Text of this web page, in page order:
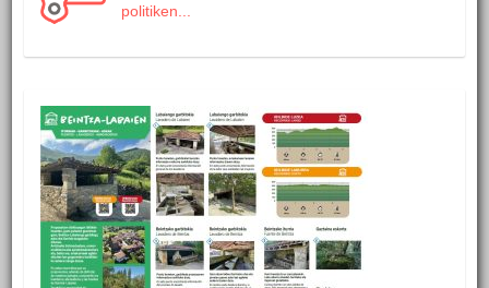
politiken...